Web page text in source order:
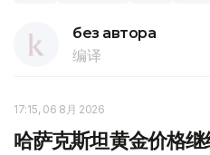
без автора
编译
17:15, 06 8月 2026
哈萨克斯坦黄金价格